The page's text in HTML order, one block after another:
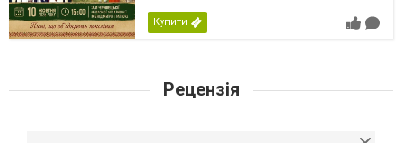
Купити
Рецензія